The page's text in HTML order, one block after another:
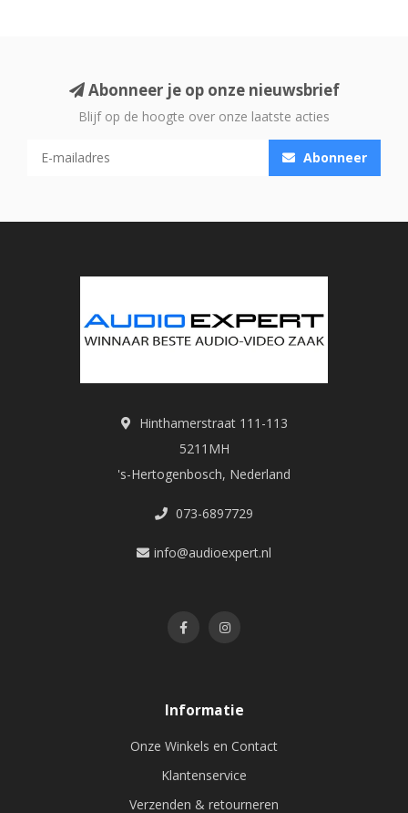
Abonneer je op onze nieuwsbrief
Blijf op de hoogte over onze laatste acties
Abonneer
Hinthamerstraat 111-113
5211MH
's-Hertogenbosch, Nederland
073-6897729
info@audioexpert.nl
Informatie
Onze Winkels en Contact
Klantenservice
Verzenden & retourneren